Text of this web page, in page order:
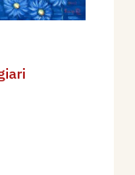
Poviglio.
di